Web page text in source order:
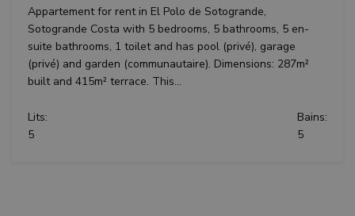
Appartement for rent in El Polo de Sotogrande,
Sotogrande Costa with 5 bedrooms, 5 bathrooms, 5 en-
suite bathrooms, 1 toilet and has pool (privé), garage
(privé) and garden (communautaire). Dimensions: 287m²
built and 415m² terrace. This...
Lits:
5
Bains:
5